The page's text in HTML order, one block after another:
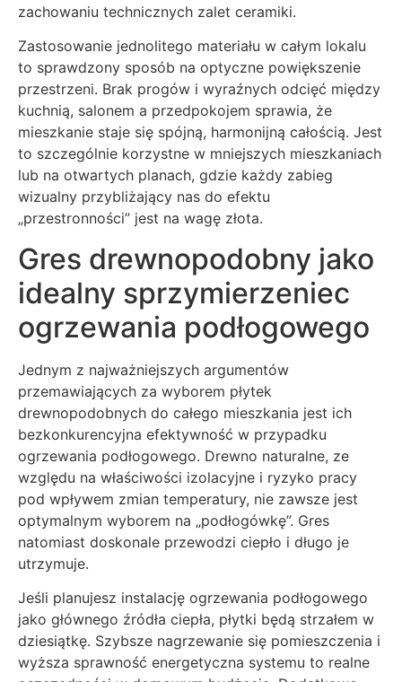
zachowaniu technicznych zalet ceramiki.
Zastosowanie jednolitego materiału w całym lokalu
to sprawdzony sposób na optyczne powiększenie
przestrzeni. Brak progów i wyraźnych odcięć między
kuchnią, salonem a przedpokojem sprawia, że
mieszkanie staje się spójną, harmonijną całością. Jest
to szczególnie korzystne w mniejszych mieszkaniach
lub na otwartych planach, gdzie każdy zabieg
wizualny przybliżający nas do efektu
„przestronności” jest na wagę złota.
Gres drewnopodobny jako
idealny sprzymierzeniec
ogrzewania podłogowego
Jednym z najważniejszych argumentów
przemawiających za wyborem płytek
drewnopodobnych do całego mieszkania jest ich
bezkonkurencyjna efektywność w przypadku
ogrzewania podłogowego. Drewno naturalne, ze
względu na właściwości izolacyjne i ryzyko pracy
pod wpływem zmian temperatury, nie zawsze jest
optymalnym wyborem na „podłogówkę”. Gres
natomiast doskonale przewodzi ciepło i długo je
utrzymuje.
Jeśli planujesz instalację ogrzewania podłogowego
jako głównego źródła ciepła, płytki będą strzałem w
dziesiątkę. Szybsze nagrzewanie się pomieszczenia i
wyższa sprawność energetyczna systemu to realne